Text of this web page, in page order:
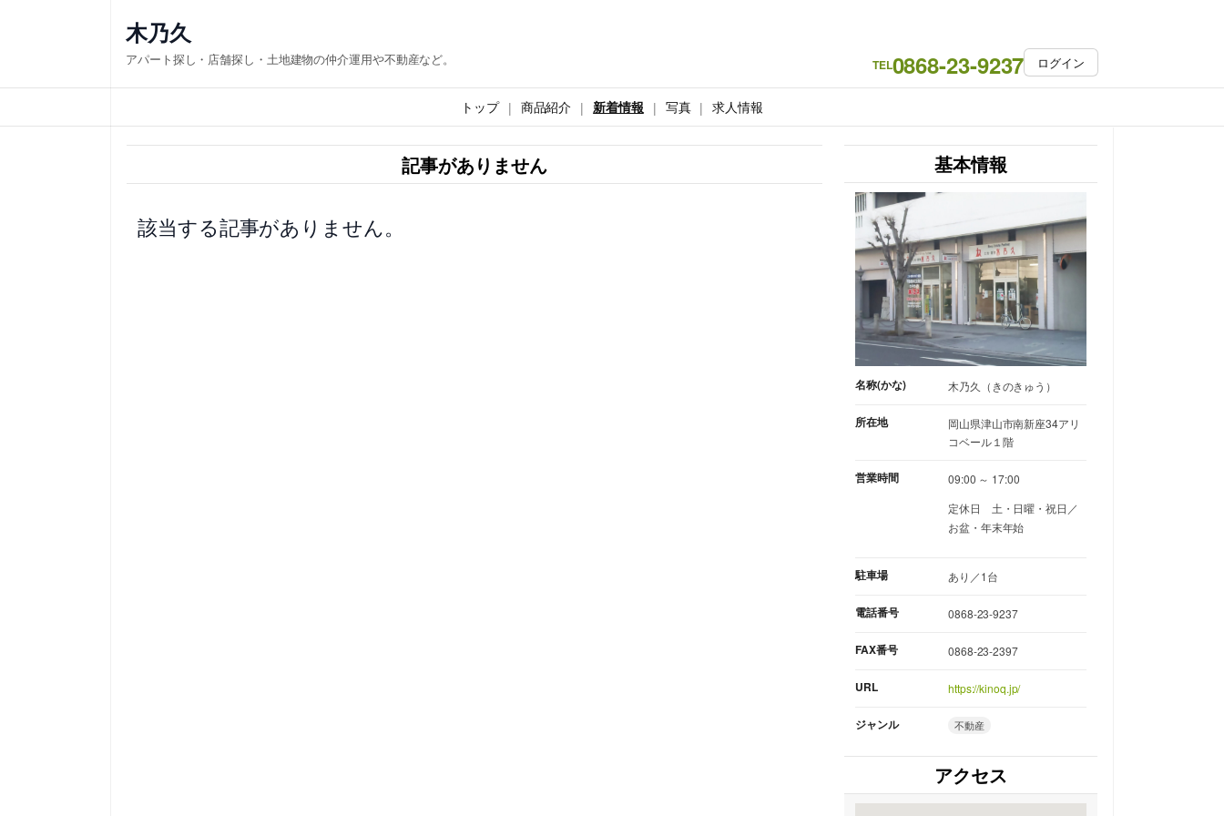
ス
キ
木乃久
アパート探し・店舗探し・土地建物の仲介運用や不動産など。 TEL0868-23-9237 ログイン
トップ 商品紹介 新着情報 写真 求人情報
記事がありません
該当する記事がありません。
基本情報
名称(かな) 木乃久（きのきゅう）
所在地
岡山県津山市南新座34アリ
コベール１階
営業時間
09:00 ～ 17:00
定休日
土・日曜・祝日／
お盆・年末年始
駐車場 あり／1台
電話番号 0868-23-9237
FAX番号 0868-23-2397
URL https://kinoq.jp/
ジャンル 不動産
アクセス